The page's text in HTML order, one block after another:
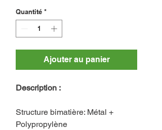
Quantité *
Ajouter au panier
Description :
Structure bimatière: Métal +
Polypropylène